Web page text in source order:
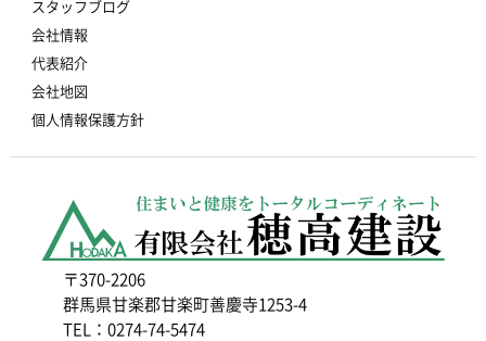
スタッフブログ
会社情報
代表紹介
会社地図
個人情報保護方針
〒370-2206
群馬県甘楽郡甘楽町善慶寺1253-4
TEL：0274-74-5474